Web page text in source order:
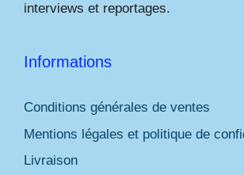
interviews et reportages.
Informations
Conditions générales de ventes
Mentions légales et politique de
Livraison